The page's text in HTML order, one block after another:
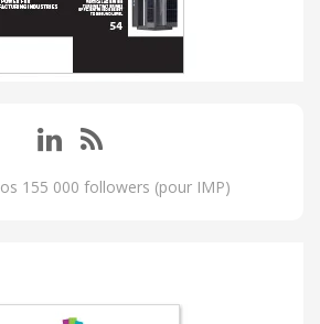
155 000 followers (pour IMP)